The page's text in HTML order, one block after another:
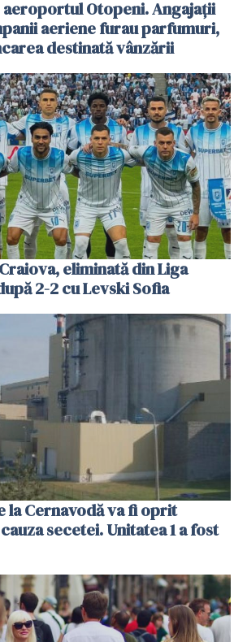
Otopeni. Angajații
aeriene furau parfumuri,
destinată vânzării
eliminată din Liga
2-2 cu Levski Sofia
la Cernavodă va fi oprit
secetei. Unitatea 1 a fost